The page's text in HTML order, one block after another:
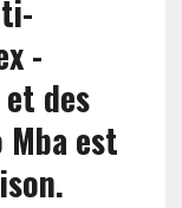
-
des
Mba est